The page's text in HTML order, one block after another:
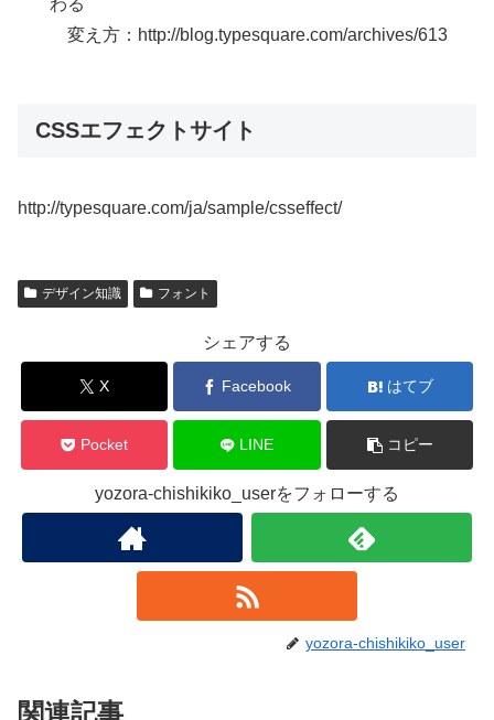
わる
変え方：http://blog.typesquare.com/archives/613
CSSエフェクトサイト
http://typesquare.com/ja/sample/csseffect/
デザイン知識 フォント
シェアする
X Facebook はてブ
Pocket LINE コピー
yozora-chishikiko_userをフォローする
yozora-chishikiko_user
関連記事